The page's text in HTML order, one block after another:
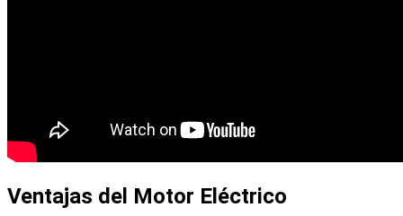
Ventajas del Motor Eléctrico